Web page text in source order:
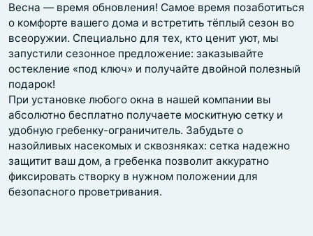
Весна — время обновления! Самое время позаботиться
о комфорте вашего дома и встретить тёплый сезон во
всеоружии. Специально для тех, кто ценит уют, мы
запустили сезонное предложение: заказывайте
остекление «под ключ» и получайте двойной полезный
подарок!
При установке любого окна в нашей компании вы
абсолютно бесплатно получаете москитную сетку и
удобную гребенку-ограничитель. Забудьте о
назойливых насекомых и сквозняках: сетка надежно
защитит ваш дом, а гребенка позволит аккуратно
фиксировать створку в нужном положении для
безопасного проветривания.